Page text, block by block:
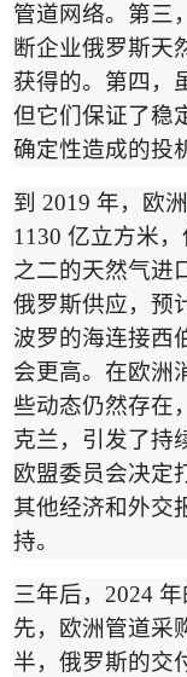
管道网络。第三
断企业俄罗斯天
获得的。第四，
但它们保证了稳
确定性造成的投
到 2019 年，欧
1130 亿立方米
之二的天然气进
俄罗斯供应，预
波罗的海连接西
会更高。在欧洲
些动态仍然存在
克兰，引发了持
欧盟委员会决定
其他经济和外交
持。
三年后， 2024 年
先，欧洲管道采
半，俄罗斯的交